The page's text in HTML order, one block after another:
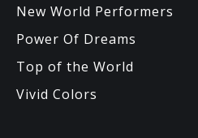
New World Performers
Power Of Dreams
Top of the World
Vivid Colors